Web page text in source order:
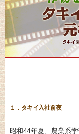
１． タキイ入社前夜
昭和44年夏、農業系